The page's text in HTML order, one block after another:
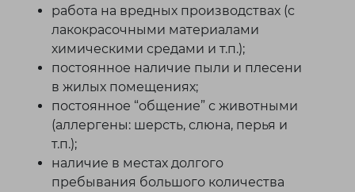
работа на вредных производствах (с
лакокрасочными материалами
химическими средами и т.п.);
постоянное наличие пыли и плесени
в жилых помещениях;
постоянное “общение” с животными
(аллергены: шерсть, слюна, перья и
т.п.);
наличие в местах долгого
пребывания большого количества